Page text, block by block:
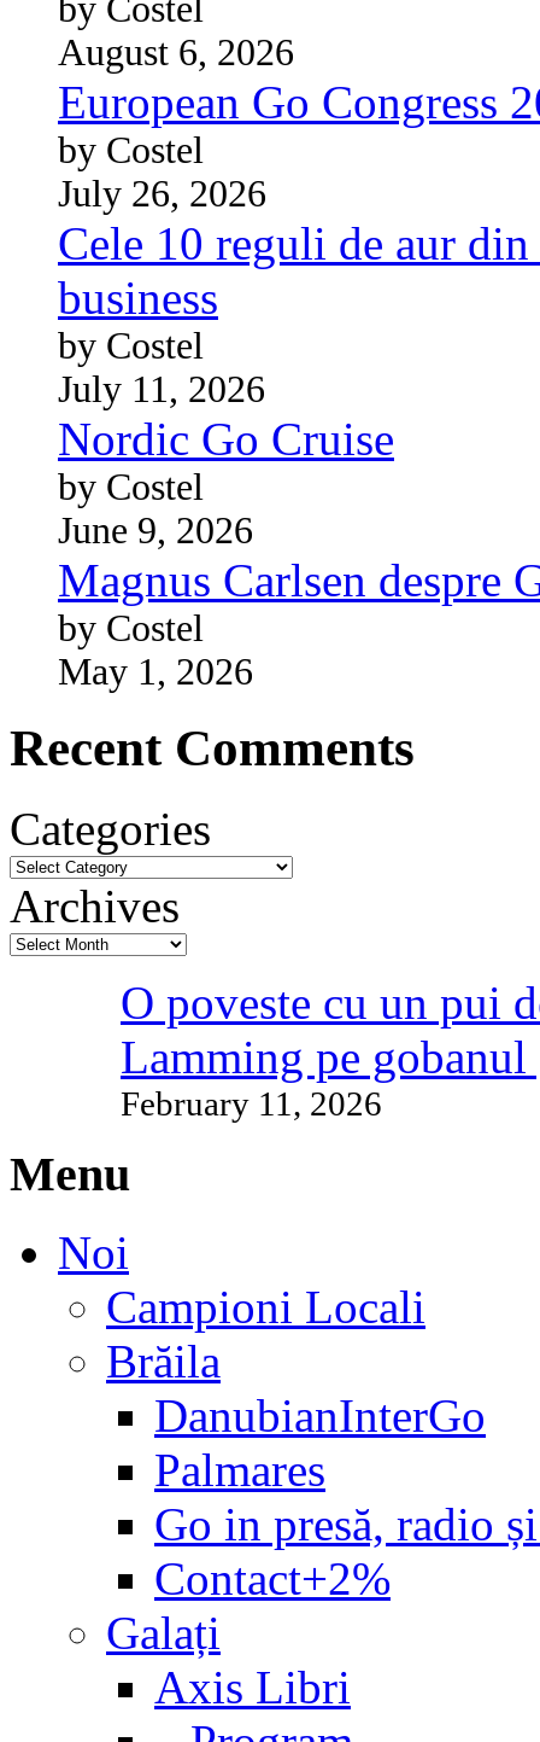
by Costel
August 6, 2026
European Go Congress
by Costel
July 26, 2026
Cele 10 reguli de aur
business
by Costel
July 11, 2026
Nordic Go Cruise
by Costel
June 9, 2026
Magnus Carlsen despre
by Costel
May 1, 2026
Recent Comments
Categories
Archives
O poveste cu un pui
Lamming pe gobanul
February 11, 2026
Menu
Noi
Campioni Locali
Brăila
DanubianInterGo
Palmares
Go in presă, radio
Contact+2%
Galați
Axis Libri